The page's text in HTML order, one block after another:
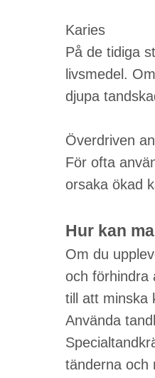
Karies
På de tidiga
livsmedel.
djupa
Överdriven
För ofta
orsaka ökad
Hur kan
Om du
och förhindra
till att minska
Använda
tänderna och